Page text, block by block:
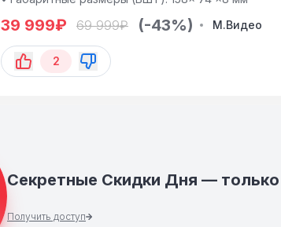
39 999₽ 69 999₽ (-43%) М.Видео
2
Секретные Скидки Дня —
Получить доступ